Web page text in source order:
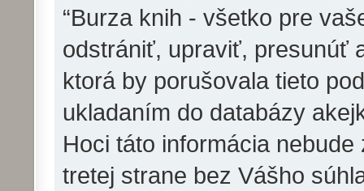
“Burza knih - všetko pre
odstrániť, upraviť, presunúť
ktorá by porušovala tieto
ukladaním do databázy
Hoci táto informácia
tretej strane bez Vášho